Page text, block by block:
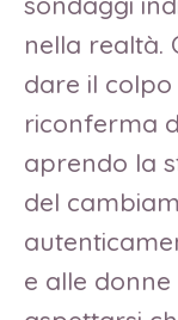
nella realtà.
dare il
riconferma
aprendo la
del
e alle donne